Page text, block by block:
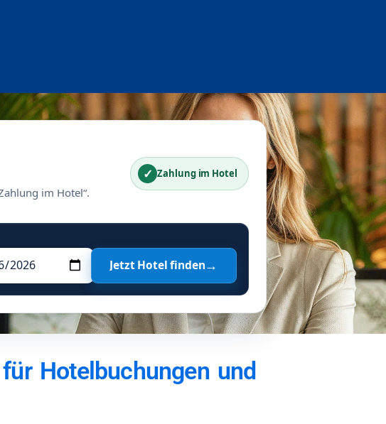
im Hotel“.
✓ Zahlung im Hotel
Jetzt Hotel finden→
Hotelbuchungen und